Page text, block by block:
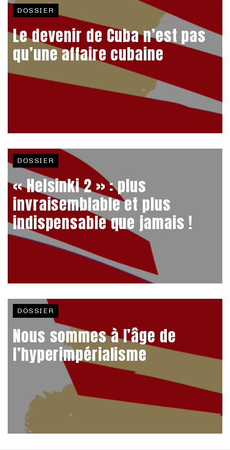
DOSSIER
Le devenir de Cuba n’est pas
qu’une affaire cubaine
DOSSIER
« Helsinki 2 » : plus
invraisemblable et plus
indispensable que jamais !
DOSSIER
Nous sommes à l’âge de
l’hyperimpérialisme